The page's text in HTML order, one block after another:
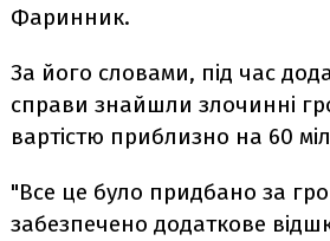
Фаринник.
За його словами, під час
справи знайшли злочинні
вартістю приблизно на 60
"Все це було придбано за
забезпечено додаткове